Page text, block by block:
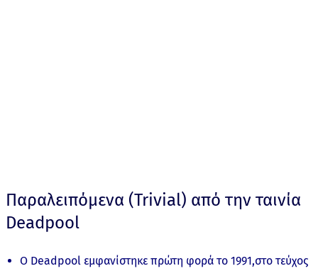
Παραλειπόμενα (Trivial) από την ταινία
Deadpool
Ο Deadpool εμφανίστηκε πρώτη φορά το 1991,στο τεύχος